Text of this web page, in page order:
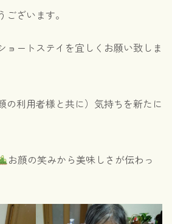
ざいます。
ョートステイを宜しくお願い致しま
の利用者様と共に）気持ちを新たに
お顔の笑みから美味しさが伝わっ